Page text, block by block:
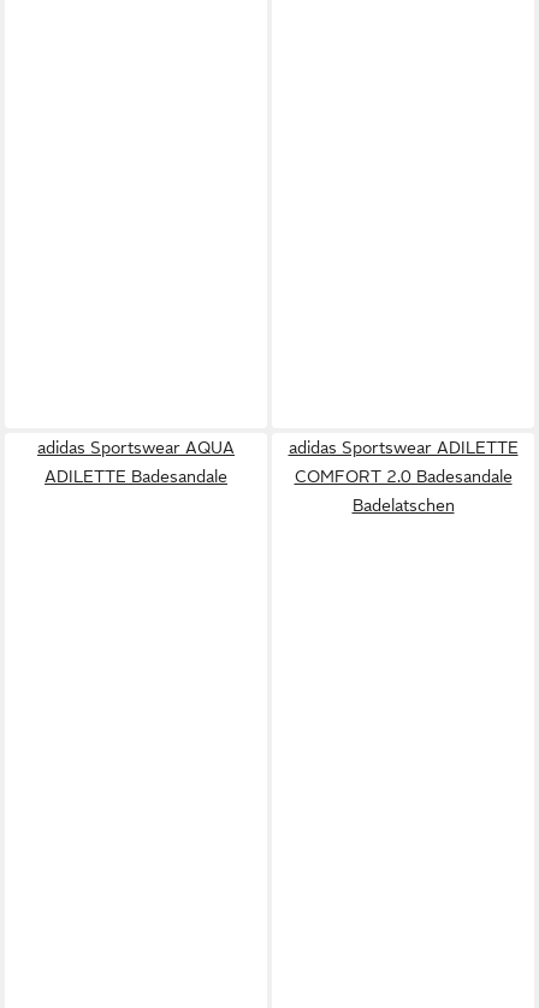
adidas Sportswear AQUA
ADILETTE Badesandale
adidas Sportswear ADILETTE
COMFORT 2.0 Badesandale
Badelatschen